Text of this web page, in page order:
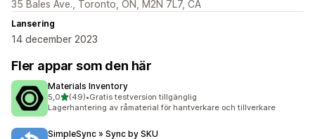
35 Bales Ave., Toronto, ON, M2N 7L7, CA
Lansering
14 december 2023
Fler appar som den här
Materials Inventory
5,0av 5 stjärnor
(49)
49 recensioner totalt
•Gratis testversion tillgänglig
Lagerhantering av råmaterial för hantverkare och tillverkare
SimpleSync » Sync by SKU